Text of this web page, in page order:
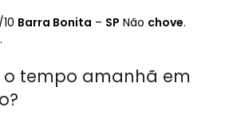
Barra Bonita – SP Não chove.
tempo amanhã em